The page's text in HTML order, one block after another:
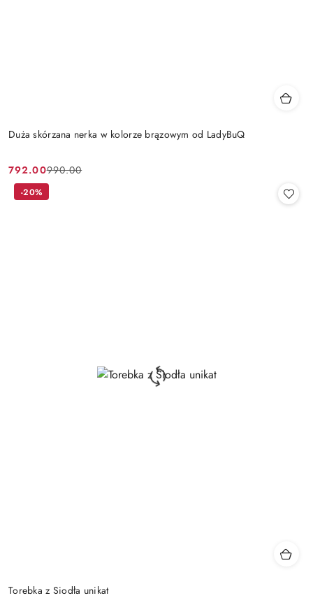
Duża skórzana nerka w kolorze brązowym od LadyBuQ
Cena
promocyjna:
792.00
Cena
przed
990.00
Torebka z Siodła unikat
-20%